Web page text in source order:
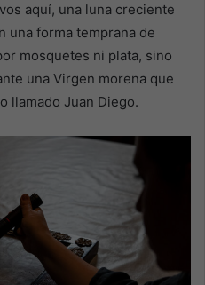
aquí, una luna creciente
una forma temprana de
mosquetes ni plata, sino
una Virgen morena que
llamado Juan Diego.